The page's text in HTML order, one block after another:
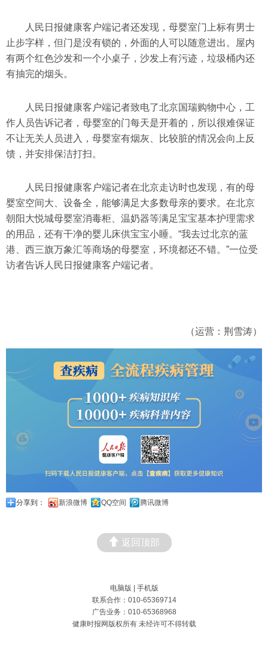
人民日报健康客户端记者还发现，母婴室门上标有男士
止步字样，但门是没有锁的，外面的人可以随意进出。屋内
有两个红色沙发和一个小桌子，沙发上有污迹，垃圾桶内还
有抽完的烟头。
人民日报健康客户端记者致电了北京国瑞购物中心，工
作人员告诉记者，母婴室的门每天是开着的，所以很难保证
不让无关人员进入，母婴室有烟灰、比较脏的情况会向上反
馈，并安排保洁打扫。
人民日报健康客户端记者在北京走访时也发现，有的母
婴室空间大、设备全，能够满足大多数母亲的要求。在北京
朝阳大悦城母婴室消毒柜、温奶器等满足宝宝基本护理需求
的用品，还有干净的婴儿床供宝宝小睡。“我去过北京的蓝
港、西三旗万象汇等商场的母婴室，环境都还不错。”一位受
访者告诉人民日报健康客户端记者。
（运营：荆雪涛）
分享到： 新浪微博 QQ空间 腾讯微博
返回顶部
电脑版
手机版
联系合作：010-65369714
广告业务：010-65368968
健康时报网版权所有 未经许可不得转载